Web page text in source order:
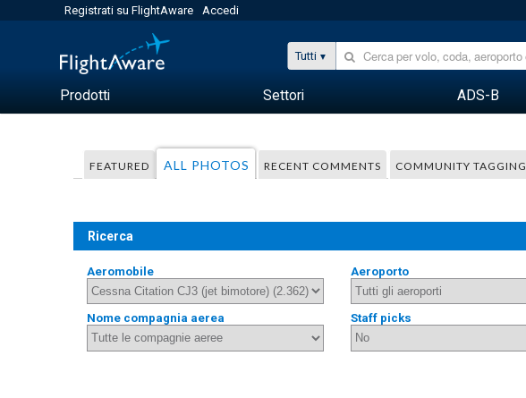
Registrati su FlightAware Accedi
Tutti
Prodotti Settori ADS-B
FEATURED ALL PHOTOS RECENT COMMENTS COMMUNITY TAGGING
Ricerca
Aeromobile Aeroporto
Nome compagnia aerea Staff picks